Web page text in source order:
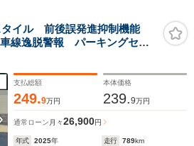
イル 前後誤発進抑制機能
線逸脱警報 パーキングセン
支払総額
249.9万円
本体価格
239.9万円
通常ローン 月々26,900円
年式 2025年 走行 789km